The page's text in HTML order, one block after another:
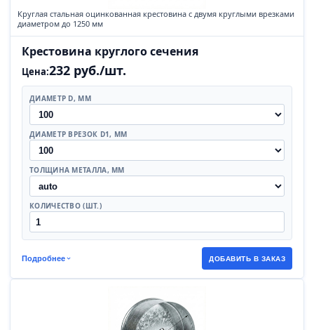
Круглая стальная оцинкованная крестовина с двумя круглыми врезками
диаметром до 1250 мм
Крестовина круглого сечения
Цена:232 руб./шт.
ДИАМЕТР D, ММ
ДИАМЕТР ВРЕЗОК D1, ММ
ТОЛЩИНА МЕТАЛЛА, ММ
КОЛИЧЕСТВО (ШТ.)
Подробнее ДОБАВИТЬ В ЗАКАЗ